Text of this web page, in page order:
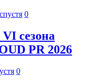
0
сезона
PR 2026
0